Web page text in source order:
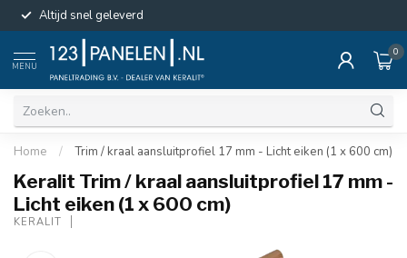
Altijd snel geleverd
MENU
0
Home / Trim / kraal aansluitprofiel 17 mm - Licht eiken (1 x 600 cm)
Keralit Trim / kraal aansluitprofiel 17 mm -
Licht eiken (1 x 600 cm)
KERALIT